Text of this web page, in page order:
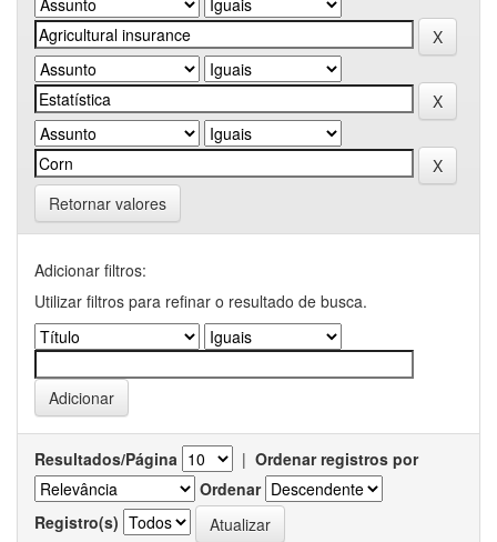
Retornar valores
Adicionar filtros:
Utilizar filtros para refinar o resultado de busca.
Resultados/Página | Ordenar registros por
Ordenar
Registro(s)